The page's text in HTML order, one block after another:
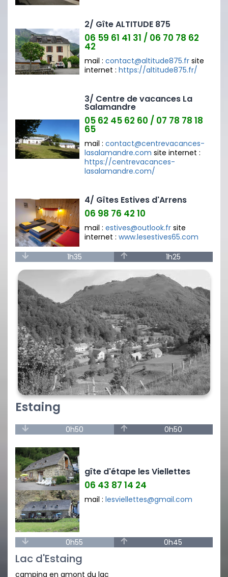
2/ Gîte ALTITUDE 875
06 59 61 41 31 / 06 70 78 62
42
mail : contact@altitude875.frsite
internet : https://altitude875.fr/
3/ Centre de vacances La
Salamandre
05 62 45 62 60 / 07 78 78 18
65
mail : contact@centrevacances-
lasalamandre.com site internet :
https://centrevacances-
lasalamandre.com/
4/ Gîtes Estives d'Arrens
06 98 76 42 10
mail : estives@outlook.frsite
internet : www.lesestives65.com
1h35
1h25
Estaing
0h50 0h50
gîte d'étape les Viellettes
06 43 87 14 24
mail : lesviellettes@gmail.com
0h55 0h45
Lac d'Estaing
camping en amont du lac